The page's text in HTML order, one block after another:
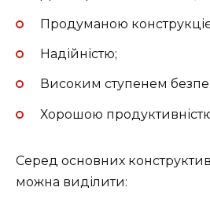
Продуманою
Надійністю;
Високим ступенем
Хорошою
Серед основних
можна виділити: